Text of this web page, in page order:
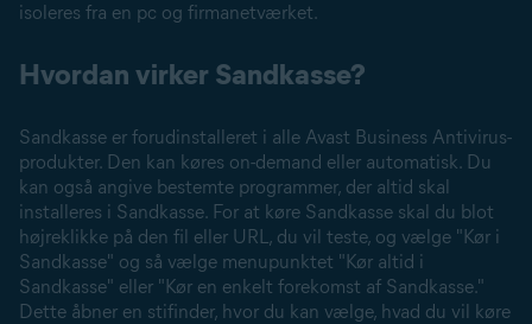
isoleres fra en pc og firmanetværket.
Hvordan virker Sandkasse?
Sandkasse er forudinstalleret i alle Avast Business Antivirus-
produkter. Den kan køres on-demand eller automatisk. Du
kan også angive bestemte programmer, der altid skal
installeres i Sandkasse. For at køre Sandkasse skal du blot
højreklikke på den fil eller URL, du vil teste, og vælge "Kør i
Sandkasse" og så vælge menupunktet "Kør altid i
Sandkasse" eller "Kør en enkelt forekomst af Sandkasse."
Dette åbner en stifinder, hvor du kan vælge, hvad du vil køre